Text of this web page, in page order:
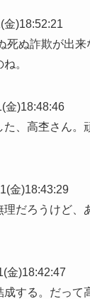
金)18:52:21
死ぬ詐欺が出
。
金)18:48:46
、高杢さん。
金)18:43:29
理だろうけど、
金)18:42:47
成する。だって